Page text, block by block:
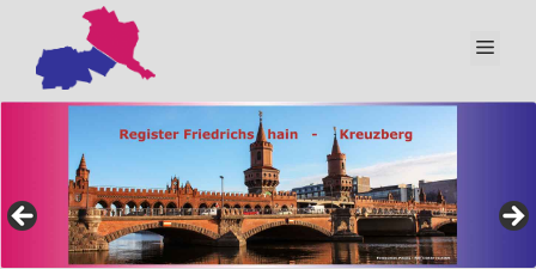
Inhalt
springen